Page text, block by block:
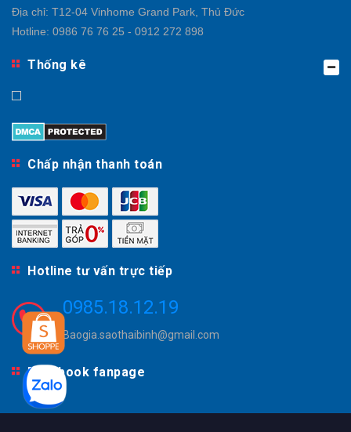
Địa chỉ: T12-04 Vinhome Grand Park, Thủ Đức
Hotline: 0986 76 76 25 - 0912 272 898
Thống kê
Chấp nhận thanh toán
Hotline tư vấn trực tiếp
0985.18.12.19
Baogia.saothaibinh@gmail.com
Facebook fanpage